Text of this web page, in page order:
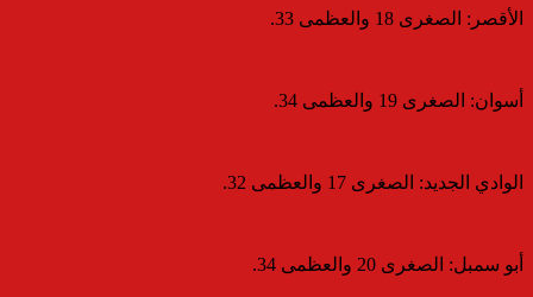
​الأقصر: الصغرى 18 والعظمى 33.
​أسوان: الصغرى 19 والعظمى 34.
​الوادي الجديد: الصغرى 17 والعظمى 32.
​أبو سمبل: الصغرى 20 والعظمى 34.